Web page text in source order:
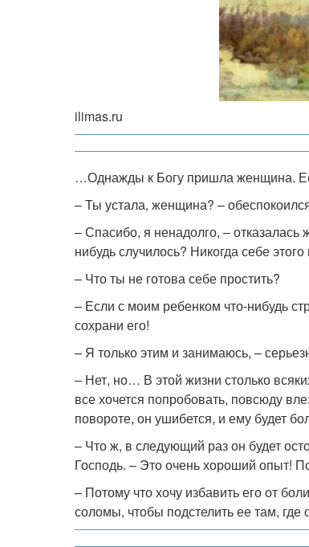
ilimas.ru
…Однажды к Богу пришла женщина.
– Ты устала, женщина? –
– Спасибо, я ненадолго, –
нибудь случилось? Никогда себе
– Что ты не готова себе простить?
– Если с моим ребенком что-нибудь
сохрани его!
– Я только этим и занимаюсь, –
– Нет, но… В этой жизни столько
все хочется попробовать, повсюду
повороте, он ушибется, и ему будет
– Что ж, в следующий раз он будет
Господь. – Это очень хороший опыт!
– Потому что хочу избавить его от
соломы, чтобы подстелить ее там, где